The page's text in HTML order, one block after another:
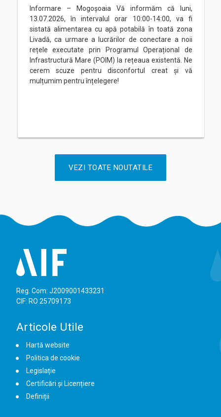
Informare – Mogoșoaia Vă informăm că luni,
13.07.2026, în intervalul orar 10:00-14:00, va fi
sistată alimentarea cu apă potabilă în toată zona
Livadă, ca urmare a lucrărilor de conectare a noii
rețele executate prin Programul Operațional de
Infrastructură Mare (POIM) la rețeaua existentă. Ne
cerem scuze pentru disconfortul creat și vă
mulțumim pentru înțelegere!
VEZI TOATE NOUTATILE
Reg. Com: J2009001433231
CIF: RO 25709173
Articole Utile
Hartă website
Politica de cookie
Legislație
Certificări și Licențiere
Definiții